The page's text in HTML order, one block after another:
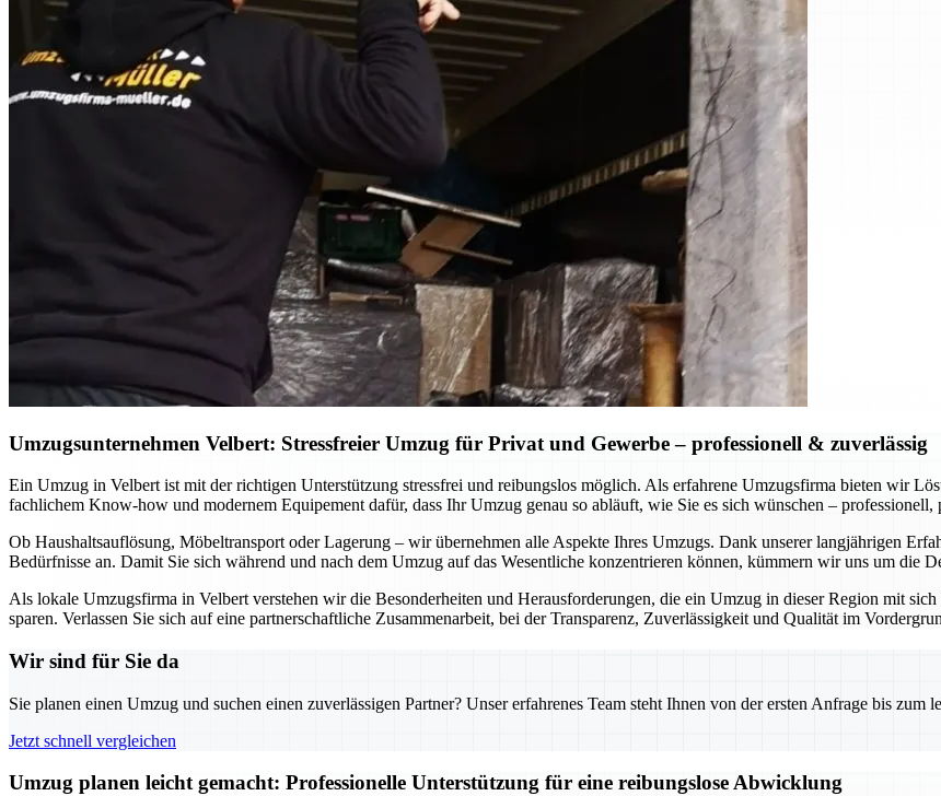
Umzugsunternehmen Velbert: Stressfreier Umzug für Privat und Gewerbe – professionell & zuverlässig
Ein Umzug in Velbert ist mit der richtigen Unterstützung stressfrei und reibungslos möglich. Als erfahrene Umzugsfirma bieten wir
fachlichem Know-how und modernem Equipement dafür, dass Ihr Umzug genau so abläuft, wie Sie es sich wünschen – professionell,
Ob Haushaltsauflösung, Möbeltransport oder Lagerung – wir übernehmen alle Aspekte Ihres Umzugs. Dank unserer langjährigen
Bedürfnisse an. Damit Sie sich während und nach dem Umzug auf das Wesentliche konzentrieren können, kümmern wir uns um die
Als lokale Umzugsfirma in Velbert verstehen wir die Besonderheiten und Herausforderungen, die ein Umzug in dieser Region mit
sparen. Verlassen Sie sich auf eine partnerschaftliche Zusammenarbeit, bei der Transparenz, Zuverlässigkeit und Qualität im
Wir sind für Sie da
Sie planen einen Umzug und suchen einen zuverlässigen Partner? Unser erfahrenes Team steht Ihnen von der ersten Anfrage bis
Jetzt schnell vergleichen
Umzug planen leicht gemacht: Professionelle Unterstützung für eine reibungslose Abwicklung